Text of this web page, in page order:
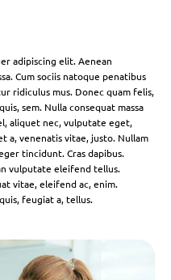
adipiscing elit. Aenean
Cum sociis natoque penatibus
ridiculus mus. Donec quam felis,
sem. Nulla consequat massa
aliquet nec, vulputate eget,
a, venenatis vitae, justo. Nullam
tincidunt. Cras dapibus.
vulputate eleifend tellus.
vitae, eleifend ac, enim.
feugiat a, tellus.